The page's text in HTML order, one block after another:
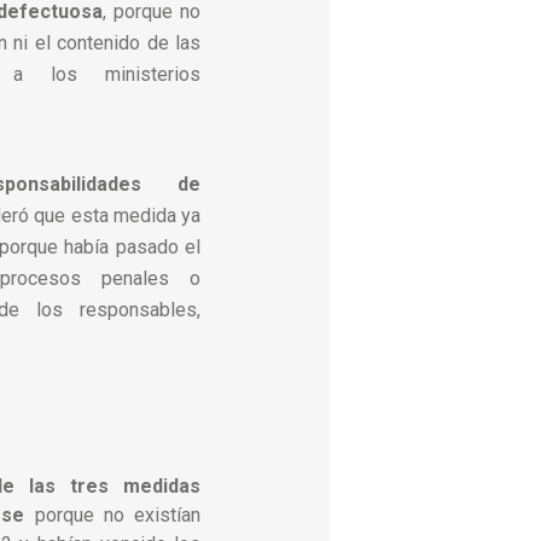
, porque no
ni el contenido de las
a los ministerios
de
que esta medida ya
había pasado el
penales o
los responsables,
las tres medidas
porque no existían